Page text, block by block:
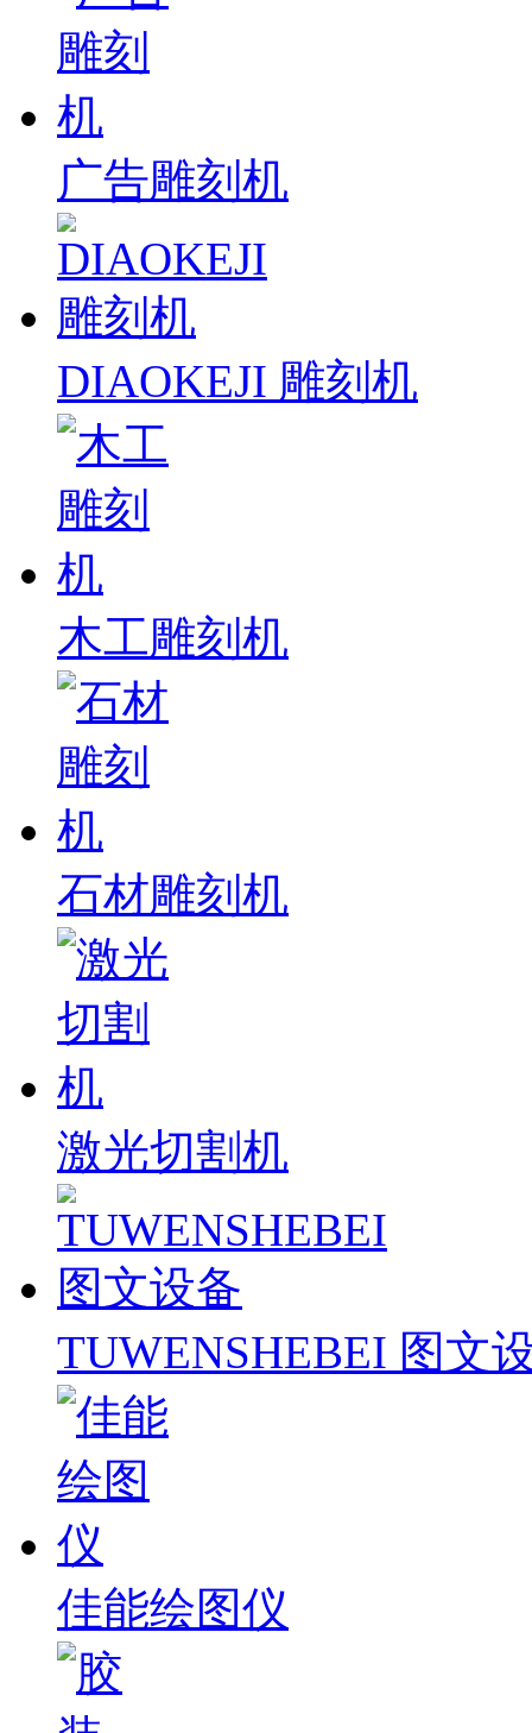
广告雕刻机
DIAOKEJI 雕刻机
木工雕刻机
石材雕刻机
激光切割机
TUWENSHEBEI 图文
佳能绘图仪